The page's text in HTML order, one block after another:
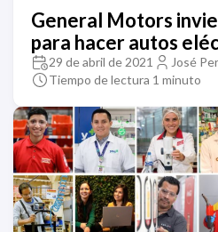
General Motors
para hacer autos
29 de abril de 2021
José
Tiempo de lectura 1 minuto